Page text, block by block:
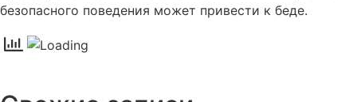
безопасного поведения может привести к беде.